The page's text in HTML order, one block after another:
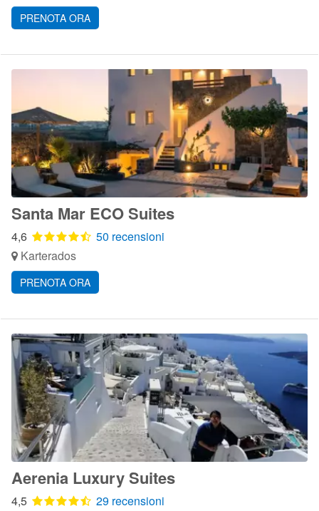
PRENOTA ORA
Santa Mar ECO Suites
4,6
50 recensioni
Karterados
PRENOTA ORA
Aerenia Luxury Suites
4,5
29 recensioni